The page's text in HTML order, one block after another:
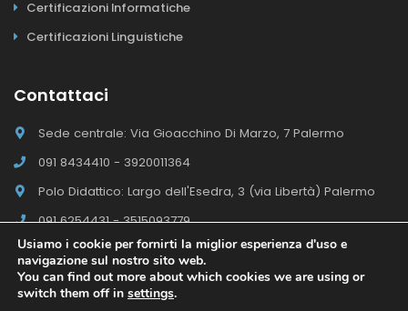
Certificazioni Informatiche
Certificazioni Linguistiche
Contattaci
Sede centrale: Via Gioacchino Di Marzo, 7 Palermo
091 8434410 - 3920011364
Polo Didattico: Largo dell'Esedra, 3 (via Libertà) Palermo
091 6254431 - 3515093779
Il Polo E-campus Academy © 2026 - Tutti i diritti riservati
Usiamo i cookie per fornirti la miglior esperienza d'uso e
navigazione sul nostro sito web.
You can find out more about which cookies we are using or
switch them off in settings.